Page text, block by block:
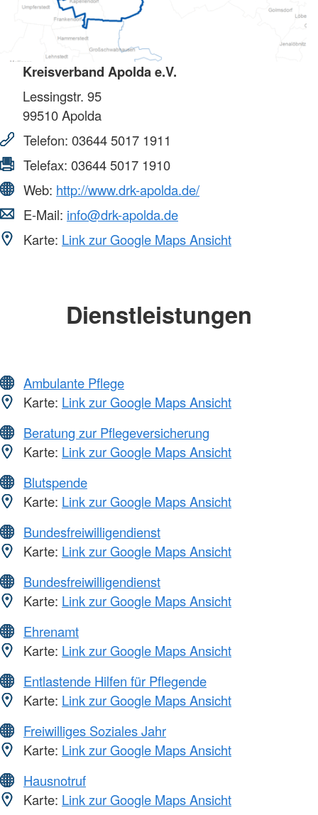
Kreisverband Apolda e.V.
Lessingstr. 95
99510Apolda
Telefon: 03644 5017 1911
Telefax: 03644 5017 1910
Web: http://www.drk-apolda.de/
E-Mail: info@drk-apolda.de
Karte: Link zur Google Maps Ansicht
Dienstleistungen
Ambulante Pflege
Karte: Link zur Google Maps Ansicht
Beratung zur Pflegeversicherung
Karte: Link zur Google Maps Ansicht
Blutspende
Karte: Link zur Google Maps Ansicht
Bundesfreiwilligendienst
Karte: Link zur Google Maps Ansicht
Bundesfreiwilligendienst
Karte: Link zur Google Maps Ansicht
Ehrenamt
Karte: Link zur Google Maps Ansicht
Entlastende Hilfen für Pflegende
Karte: Link zur Google Maps Ansicht
Freiwilliges Soziales Jahr
Karte: Link zur Google Maps Ansicht
Hausnotruf
Karte: Link zur Google Maps Ansicht